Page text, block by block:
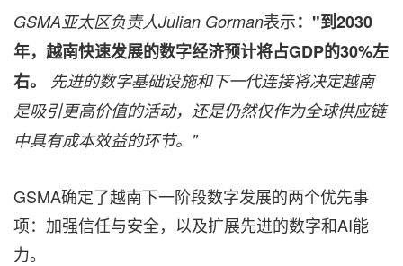
GSMA亚太区负责人Julian Gorman表示："到2030
年，越南快速发展的数字经济预计将占GDP的30%左
右。
先进的数字基础设施和下一代连接将决定越南
是吸引更高价值的活动，还是仍然仅作为全球供应链
中具有成本效益的环节。"
GSMA确定了越南下一阶段数字发展的两个优先事
项：加强信任与安全，以及扩展先进的数字和AI能
力。